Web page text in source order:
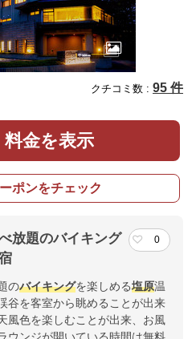
クチコミ数 : 95 件
料金を表示
ポンをチェック
放題のバイキング
0
のバイキングを楽しめる塩原温
谷を客室から眺めることが出来
風色を楽しむことが出来、お風